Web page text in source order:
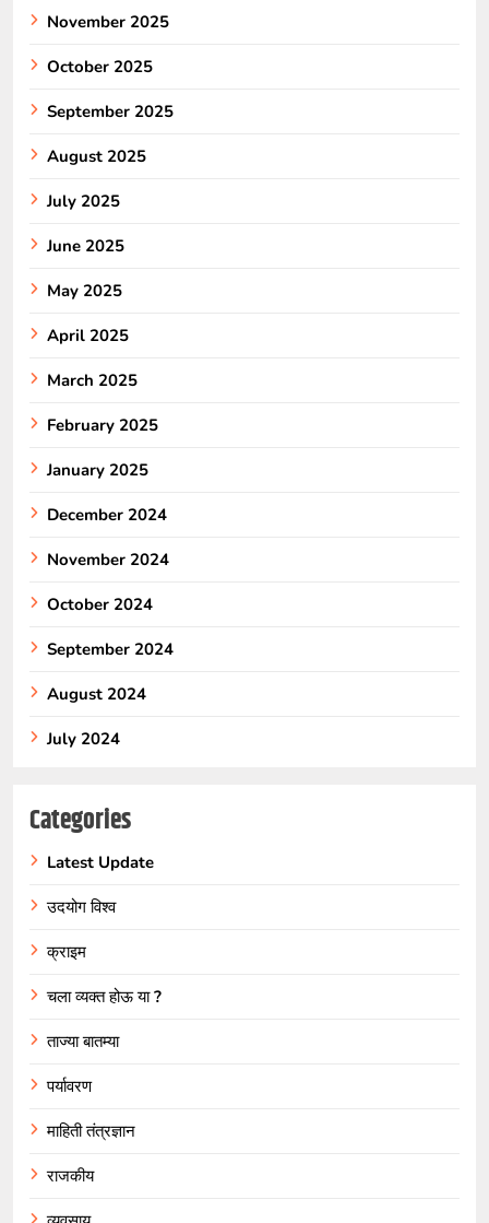
November 2025
October 2025
September 2025
August 2025
July 2025
June 2025
May 2025
April 2025
March 2025
February 2025
January 2025
December 2024
November 2024
October 2024
September 2024
August 2024
July 2024
Categories
Latest Update
उदयोग विश्व
क्राइम
चला व्यक्त होऊ या ?
ताज्या बातम्या
पर्यावरण
माहिती तंत्रज्ञान
राजकीय